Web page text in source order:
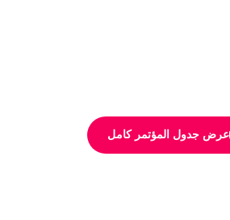
عرض جدول المؤتمر كامل